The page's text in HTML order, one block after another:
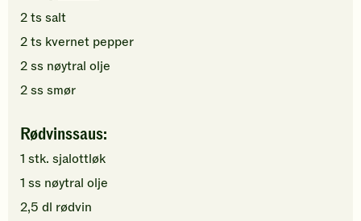
2ts salt
2ts kvernet pepper
2ss nøytral olje
2ss smør
Rødvinssaus:
1 stk. sjalottløk
1 ss nøytral olje
2,5 dl rødvin